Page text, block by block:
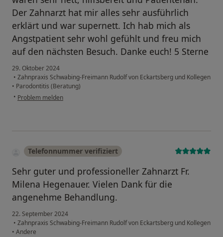
Der Zahnarzt hat mir alles sehr ausführlich
erklärt und war supernett. Ich hab mich als
Angstpatient sehr wohl gefühlt und freu mich
auf den nächsten Besuch. Danke euch! 5 Sterne
29. Oktober 2024
• Zahnpraxis Schwabing-Freimann Rudolf von Eckartsberg und Kollegen
• Parodontitis (Beratung)
• Problem melden
Telefonnummer verifiziert
Sehr guter und professioneller Zahnarzt Fr.
Milena Hegenauer. Vielen Dank für die
angenehme Behandlung.
22. September 2024
• Zahnpraxis Schwabing-Freimann Rudolf von Eckartsberg und Kollegen
• Andere